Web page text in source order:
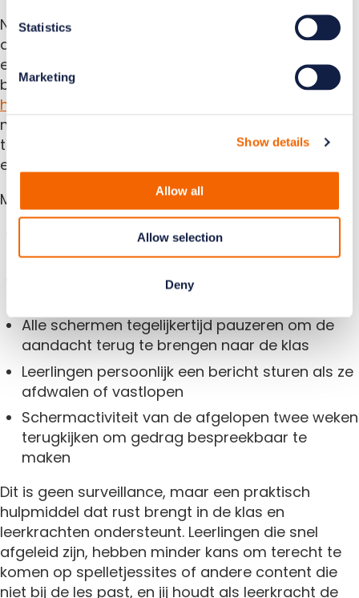
Statistics
Marketing
Show details
Allow all
Allow selection
Deny
Naast pedagogische aanpakken speelt de
digitale leeromgeving een grote rol in hoe rustig
en geconcentreerd een klas functioneert. Wij
bieden scholen daarvoor
meekijksoftware voor
het onderwijs
managementtool waarmee leerkrachten real-
time zicht hebben op wat leerlingen online doen
en de digitale les actief kunnen begeleiden.
Met Classwize kun je als leerkracht:
Alle schermen van leerlingen tegelijk in beeld
brengen in één overzicht
Tabbladen sluiten of alleen goedgekeurde
Alle schermen tegelijkertijd pauzeren om de
aandacht terug te brengen naar de klas
Leerlingen persoonlijk een bericht sturen als ze
afdwalen of vastlopen
Schermactiviteit van de afgelopen twee weken
terugkijken om gedrag bespreekbaar te
maken
Dit is geen surveillance, maar een praktisch
hulpmiddel dat rust brengt in de klas en
leerkrachten ondersteunt. Leerlingen die snel
afgeleid zijn, hebben minder kans om terecht te
komen op spelletjessites of andere content die
niet bij de les past, en jij houdt als leerkracht de